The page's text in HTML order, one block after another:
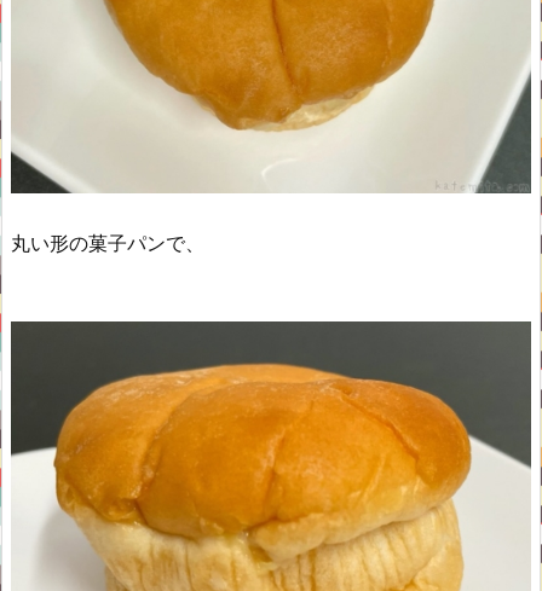
丸い形の菓子パンで、